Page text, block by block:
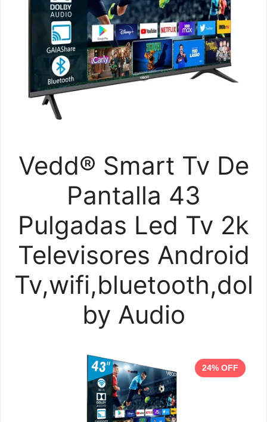
Vedd® Smart Tv De
Pantalla 43
Pulgadas Led Tv 2k
Televisores Android
Tv,wifi,bluetooth,dol
by Audio
24% OFF